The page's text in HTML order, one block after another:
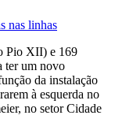
nas linhas
Pio XII) e 169
ter um novo
da instalação
à esquerda no
no setor Cidade